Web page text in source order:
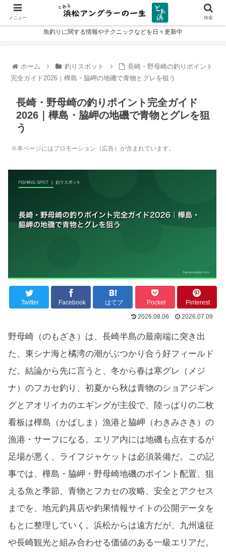
魚釣りに関する情報やテクニックなどを日々更新中
ホーム 釣りスポット
長崎・野母崎の釣りポイント
完全ガイド2026｜樺島・脇岬の地磯で青物とグレを狙う
長崎・野母崎の釣りポイント完全ガイド
2026｜樺島・脇岬の地磯で青物とグレを狙
う
※本ページにはプロモーション（広告）が含まれています。
Twitter Facebook はてブ Pocket
Pinterest
2026.08.06
2026.07.09
野母崎（のもざき）は、長崎半島の最南端に突き出
た、東シナ海と橘湾の潮がぶつかり合う好フィールド
だ。結論から先に言うと、冬から春は寒グレ（メジ
ナ）のフカセ釣り、初夏から秋は青物のショアジギン
グとアオリイカのエギングが主役で、陸っぱりの二枚
看板は樺島（かばしま）漁港と脇岬（わきみさき）の
漁港・サーフになる。エリア内には地磯も点在するが
足場が悪く、ライフジャケットは必須装備だ。この記
事では、樺島・脇岬・野母崎地磯のポイント配置、狙
える魚と季節、青物とフカセの攻略、安全とアクセス
までを、地元釣具店や釣果情報サイトの公開データを
もとに整理していく。浜松からは遠方だが、九州遠征
や長崎観光と組み合わせる価値のある一級エリアだ。
メニュー 検索